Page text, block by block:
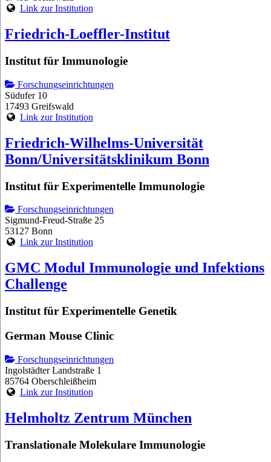
Link zur Institution
Friedrich-Loeffler-Institut
Institut für Immunologie
Forschungseinrichtungen
Südufer 10
17493 Greifswald
Link zur Institution
Friedrich-Wilhelms-Universität
Bonn/Universitätsklinikum Bonn
Institut für Experimentelle Immunologie
Forschungseinrichtungen
Sigmund-Freud-Straße 25
53127 Bonn
Link zur Institution
GMC Modul Immunologie und Infektions
Challenge
Institut für Experimentelle Genetik
German Mouse Clinic
Forschungseinrichtungen
Ingolstädter Landstraße 1
85764 Oberschleißheim
Link zur Institution
Helmholtz Zentrum München
Translationale Molekulare Immunologie